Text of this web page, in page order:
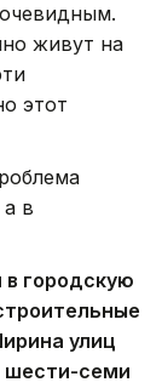
живут на
этот
в
городскую
улиц
шести-семи